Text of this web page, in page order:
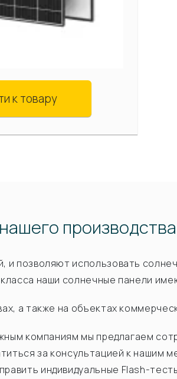
к товару
производства
и позволяют использовать
наши солнечные панели
а также на объектах
компаниям мы предлагаем
за консультацией к нашим
индивидуальные Flash-